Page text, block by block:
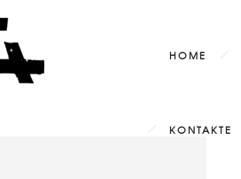
HOME
KONTAKTE